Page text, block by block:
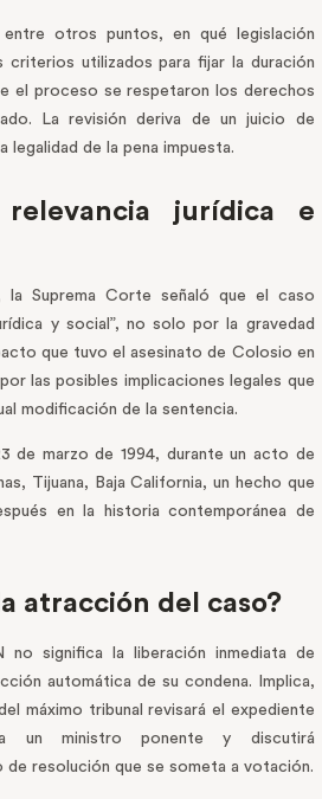
entre otros puntos, en qué legislación
criterios utilizados para fijar la duración
el proceso se respetaron los derechos
La revisión deriva de un juicio de
legalidad de la pena impuesta.
jurídica e
la Suprema Corte señaló que el caso
y social”, no solo por la gravedad
que tuvo el asesinato de Colosio en
las posibles implicaciones legales que
modificación de la sentencia.
de marzo de 1994, durante un acto de
Tijuana, Baja California, un hecho que
en la historia contemporánea de
atracción del caso?
no significa la liberación inmediata de
automática de su condena. Implica,
máximo tribunal revisará el expediente
a un ministro ponente y discutirá
resolución que se someta a votación.